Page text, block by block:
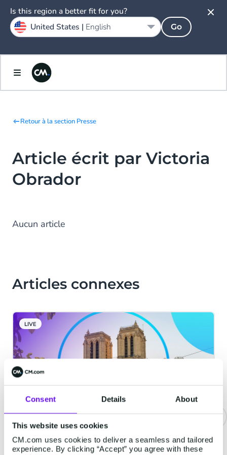
Consent Details About
This website uses cookies
CM.com uses cookies to deliver a seamless and tailored
experience. By clicking “Accept” you agree with these
Retour à la section Presse
Article écrit par Victoria
Obrador
Aucun article
Articles connexes
LIVE
La Cathédrale Notre-Dame de
Paris met en place une solution
Is this region a better fit for you?
United States | English Go